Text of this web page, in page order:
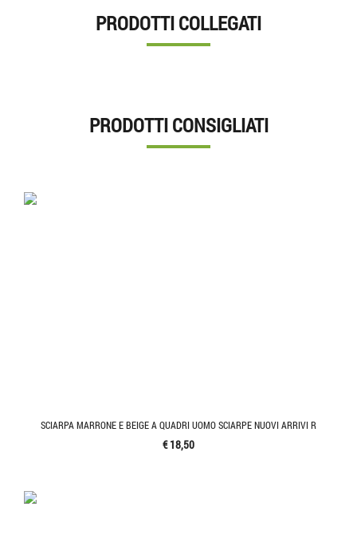
PRODOTTI COLLEGATI
PRODOTTI CONSIGLIATI
SCIARPA MARRONE E BEIGE A QUADRI UOMO SCIARPE NUOVI ARRIVI R
€ 18,50